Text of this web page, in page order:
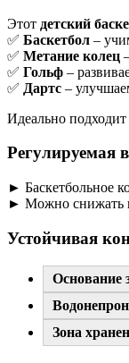
Этот детский
✅ Баскетбол –
✅ Метание колец
✅ Гольф –
✅ Дартс –
Идеально подходит
Регулируемая
► Баскетбольное
► Можно снижать
Устойчивая
Основание
Зона